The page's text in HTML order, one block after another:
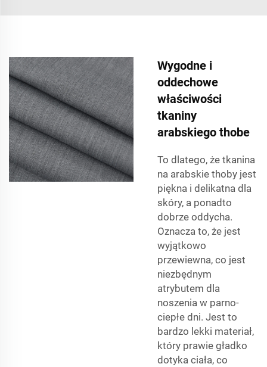
Wygodne i
oddechowe
właściwości
tkaniny
arabskiego thobe
To dlatego, że tkanina
na arabskie thoby jest
piękna i delikatna dla
skóry, a ponadto
dobrze oddycha.
Oznacza to, że jest
wyjątkowo
przewiewna, co jest
niezbędnym
atrybutem dla
noszenia w parno-
ciepłe dni. Jest to
bardzo lekki materiał,
który prawie gładko
dotyka ciała, co